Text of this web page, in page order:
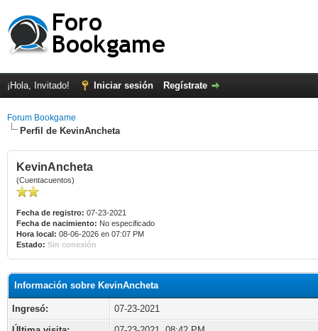
¡Hola, Invitado! Iniciar sesión Regístrate
Forum Bookgame
Perfil de KevinAncheta
KevinAncheta
(Cuentacuentos)
Fecha de registro: 07-23-2021
Fecha de nacimiento: No especificado
Hora local: 08-06-2026 en 07:07 PM
Estado: Sin conexión
Información sobre KevinAncheta
Ingresó:
07-23-2021